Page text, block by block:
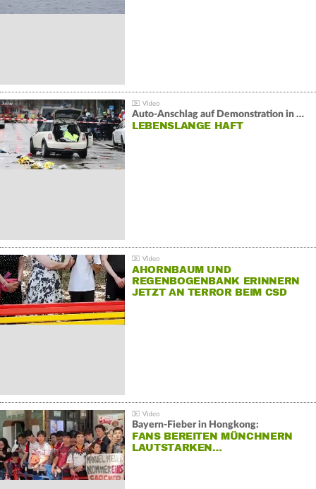
Auto-Anschlag auf Demonstration in München:
LEBENSLANGE HAFT
AHORNBAUM UND
REGENBOGENBANK ERINNERN
JETZT AN TERROR BEIM CSD
Bayern-Fieber in Hongkong:
FANS BEREITEN MÜNCHNERN
LAUTSTARKEN…